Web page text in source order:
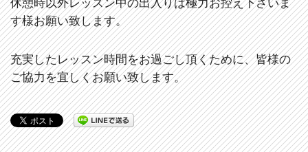
休憩時以外レッスン中の出入りは極力お控え下さいま
す様お願い致します。
充実したレッスン時間をお過ごし頂くために、皆様の
ご協力を宜しくお願い致します。